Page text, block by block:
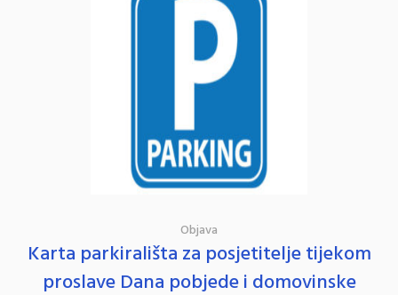
Objava
Karta parkirališta za posjetitelje tijekom
proslave Dana pobjede i domovinske